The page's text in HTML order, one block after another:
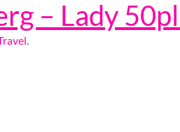
– Lady